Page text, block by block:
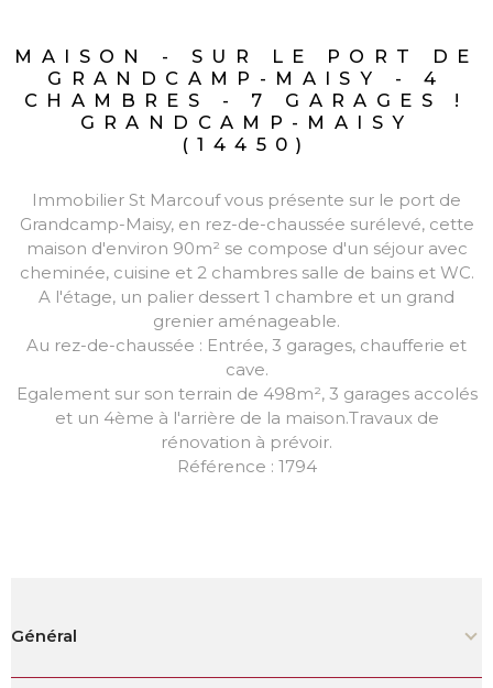
MAISON - SUR LE PORT DE
GRANDCAMP-MAISY - 4
CHAMBRES - 7 GARAGES !
GRANDCAMP-MAISY
(14450)
Immobilier St Marcouf vous présente sur le port de
Grandcamp-Maisy, en rez-de-chaussée surélevé, cette
maison d'environ 90m² se compose d'un séjour avec
cheminée, cuisine et 2 chambres salle de bains et WC.
A l'étage, un palier dessert 1 chambre et un grand
grenier aménageable.
Au rez-de-chaussée : Entrée, 3 garages, chaufferie et
cave.
Egalement sur son terrain de 498m², 3 garages accolés
et un 4ème à l'arrière de la maison.Travaux de
rénovation à prévoir.
Référence : 1794
Général